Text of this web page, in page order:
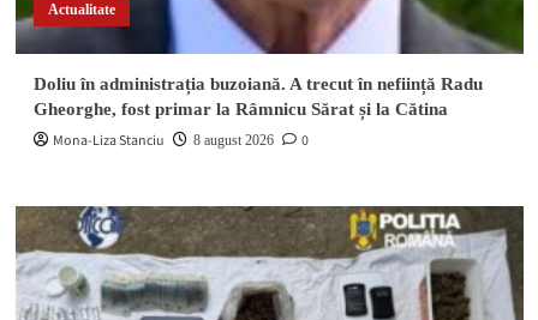
Actualitate
Doliu în administrația buzoiană. A trecut în neființă Radu
Gheorghe, fost primar la Râmnicu Sărat și la Cătina
Mona-Liza Stanciu 8 august 2026 0